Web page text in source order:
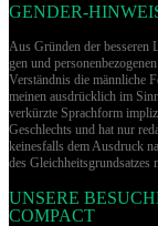
GENDER-
Aus Gründen der besseren
gen und
Verständnis die männliche
meinen ausdrücklich im
verkürzte Sprachform
Geschlechts und hat nur
keinesfalls dem Ausdruck
des Gleich­heits­grund­sat­zes
UNSERE
COMPACT